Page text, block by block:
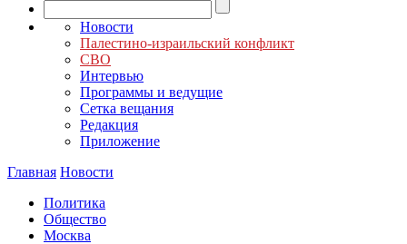
Новости
Палестино-израильский конфликт
СВО
Интервью
Программы и ведущие
Сетка вещания
Редакция
Приложение
Главная Новости
Политика
Общество
Москва